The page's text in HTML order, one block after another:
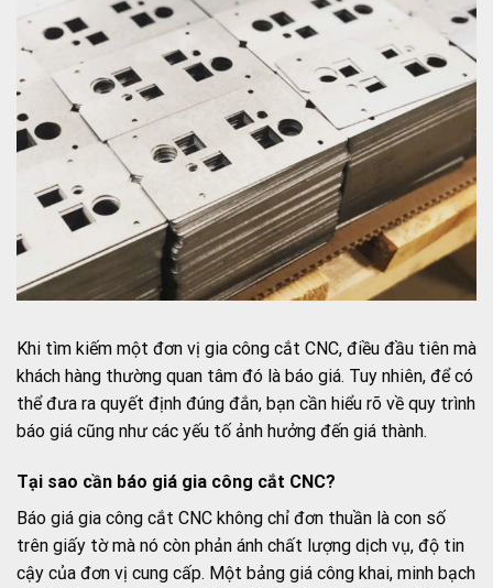
Khi tìm kiếm một đơn vị gia công cắt CNC, điều đầu tiên mà
khách hàng thường quan tâm đó là báo giá. Tuy nhiên, để có
thể đưa ra quyết định đúng đắn, bạn cần hiểu rõ về quy trình
báo giá cũng như các yếu tố ảnh hưởng đến giá thành.
Tại sao cần báo giá gia công cắt CNC?
Báo giá gia công cắt CNC không chỉ đơn thuần là con số
trên giấy tờ mà nó còn phản ánh chất lượng dịch vụ, độ tin
cậy của đơn vị cung cấp. Một bảng giá công khai, minh bạch